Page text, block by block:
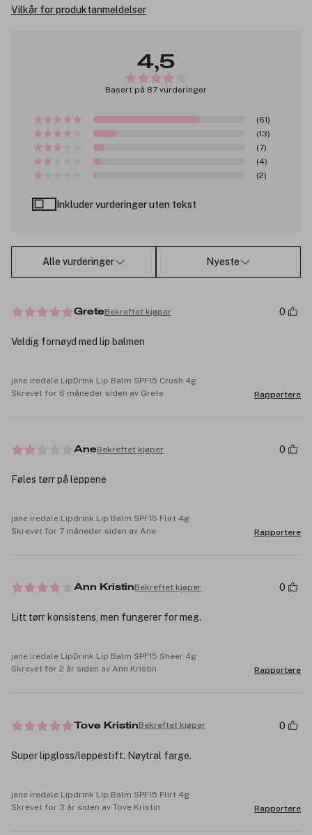
Vilkår for produktanmeldelser
4,5
Basert på 87 vurderinger
(61)
(13)
(7)
(4)
(2)
Inkluder vurderinger uten tekst
Alle vurderinger Nyeste
GreteBekreftet kjøper 0
Veldig fornøyd med lip balmen
jane iredale LipDrink Lip Balm SPF15 Crush 4g
Skrevet for 6 måneder siden av Grete
Rapportere
AneBekreftet kjøper 0
Føles tørr på leppene
jane iredale Lipdrink Lip Balm SPF15 Flirt 4g
Skrevet for 7 måneder siden av Ane
Rapportere
Ann KristinBekreftet kjøper 0
Litt tørr konsistens, men fungerer for meg.
jane iredale LipDrink Lip Balm SPF15 Sheer 4g
Skrevet for 2 år siden av Ann Kristin
Rapportere
Tove KristinBekreftet kjøper 0
Super lipgloss/leppestift. Nøytral farge.
jane iredale Lipdrink Lip Balm SPF15 Flirt 4g
Skrevet for 3 år siden av Tove Kristin
Rapportere